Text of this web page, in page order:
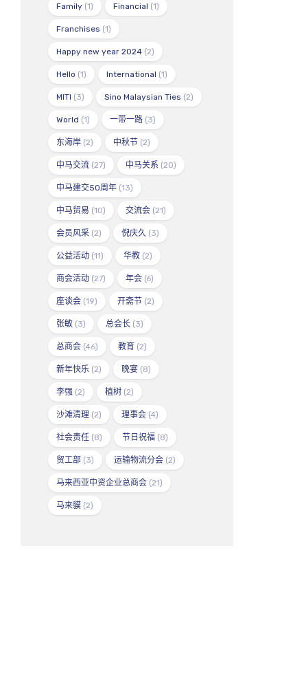
Family (1) Financial (1)
Franchises (1)
Happy new year 2024 (2)
Hello (1) International (1)
MITI (3) Sino Malaysian Ties (2)
World (1) 一带一路 (3)
东海岸 (2) 中秋节 (2)
中马交流 (27) 中马关系 (20)
中马建交50周年 (13)
中马贸易 (10) 交流会 (21)
会员风采 (2) 倪庆久 (3)
公益活动 (11) 华教 (2)
商会活动 (27) 年会 (6)
座谈会 (19) 开斋节 (2)
张敏 (3) 总会长 (3)
总商会 (46) 教育 (2)
新年快乐 (2) 晚宴 (8)
李强 (2) 植树 (2)
沙滩清理 (2) 理事会 (4)
社会责任 (8) 节日祝福 (8)
贸工部 (3) 运输物流分会 (2)
马来西亚中资企业总商会 (21)
马来貘 (2)